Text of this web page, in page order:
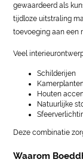
gewaardeerd als
tijdloze uitstraling
toevoeging aan een
Veel
Schilderijen
Houten
Natuurlijke
Deze combinatie
Waarom